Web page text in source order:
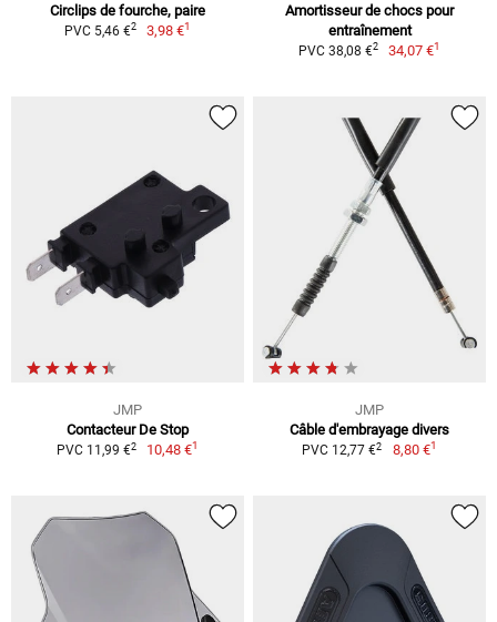
Circlips de fourche, paire
PVC 5,46 €2 3,98 €1
Amortisseur de chocs pour
entraînement
PVC 38,08 €2 34,07 €1
JMP
Contacteur De Stop
PVC 11,99 €2 10,48 €1
JMP
Câble d'embrayage divers
PVC 12,77 €2 8,80 €1